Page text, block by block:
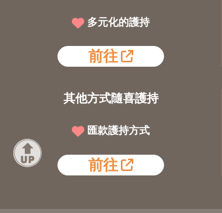
多元化的護持
前往
其他方式隨喜護持
匯款護持方式
前往